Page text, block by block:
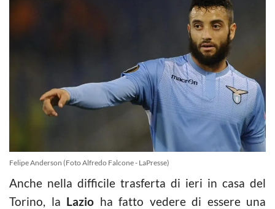
Felipe Anderson (Foto Alfredo Falcone - LaPresse)
Anche nella difficile trasferta di ieri in casa del
Torino, la Lazio ha fatto vedere di essere una